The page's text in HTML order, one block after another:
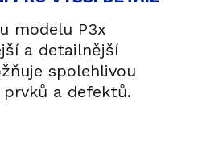
modelu P3x
a detailnější
spolehlivou
a defektů.